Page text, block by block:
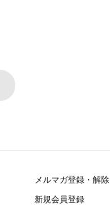
メルマガ登録・解除
新規会員登録